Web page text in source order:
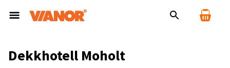
Dekkhotell Moholt